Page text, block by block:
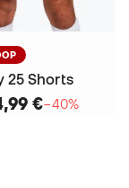
25 Shorts
€−40%